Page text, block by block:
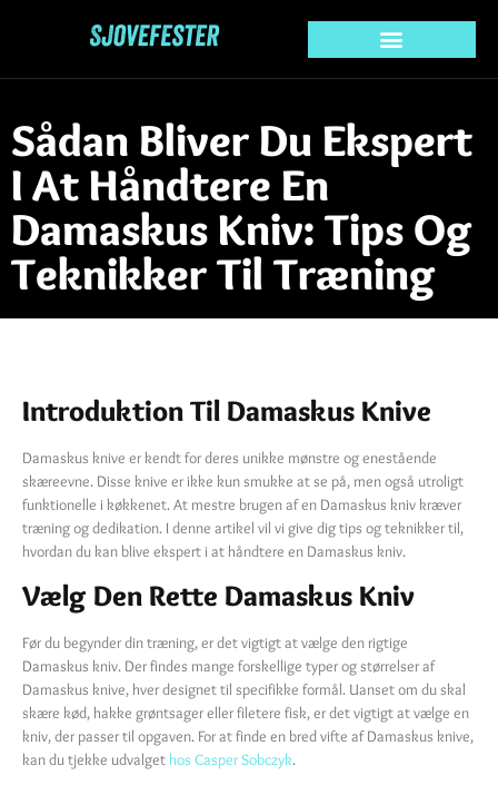
Sådan Bliver Du Ekspert
I At Håndtere En
Damaskus Kniv: Tips Og
Teknikker Til Træning
Introduktion Til Damaskus Knive
Damaskus knive er kendt for deres unikke mønstre og enestående
skæreevne. Disse knive er ikke kun smukke at se på, men også utroligt
funktionelle i køkkenet. At mestre brugen af en Damaskus kniv kræver
træning og dedikation. I denne artikel vil vi give dig tips og teknikker til,
hvordan du kan blive ekspert i at håndtere en Damaskus kniv.
Vælg Den Rette Damaskus Kniv
Før du begynder din træning, er det vigtigt at vælge den rigtige
Damaskus kniv. Der findes mange forskellige typer og størrelser af
Damaskus knive, hver designet til specifikke formål. Uanset om du skal
skære kød, hakke grøntsager eller filetere fisk, er det vigtigt at vælge en
kniv, der passer til opgaven. For at finde en bred vifte af Damaskus knive,
kan du tjekke udvalget hos Casper Sobczyk.